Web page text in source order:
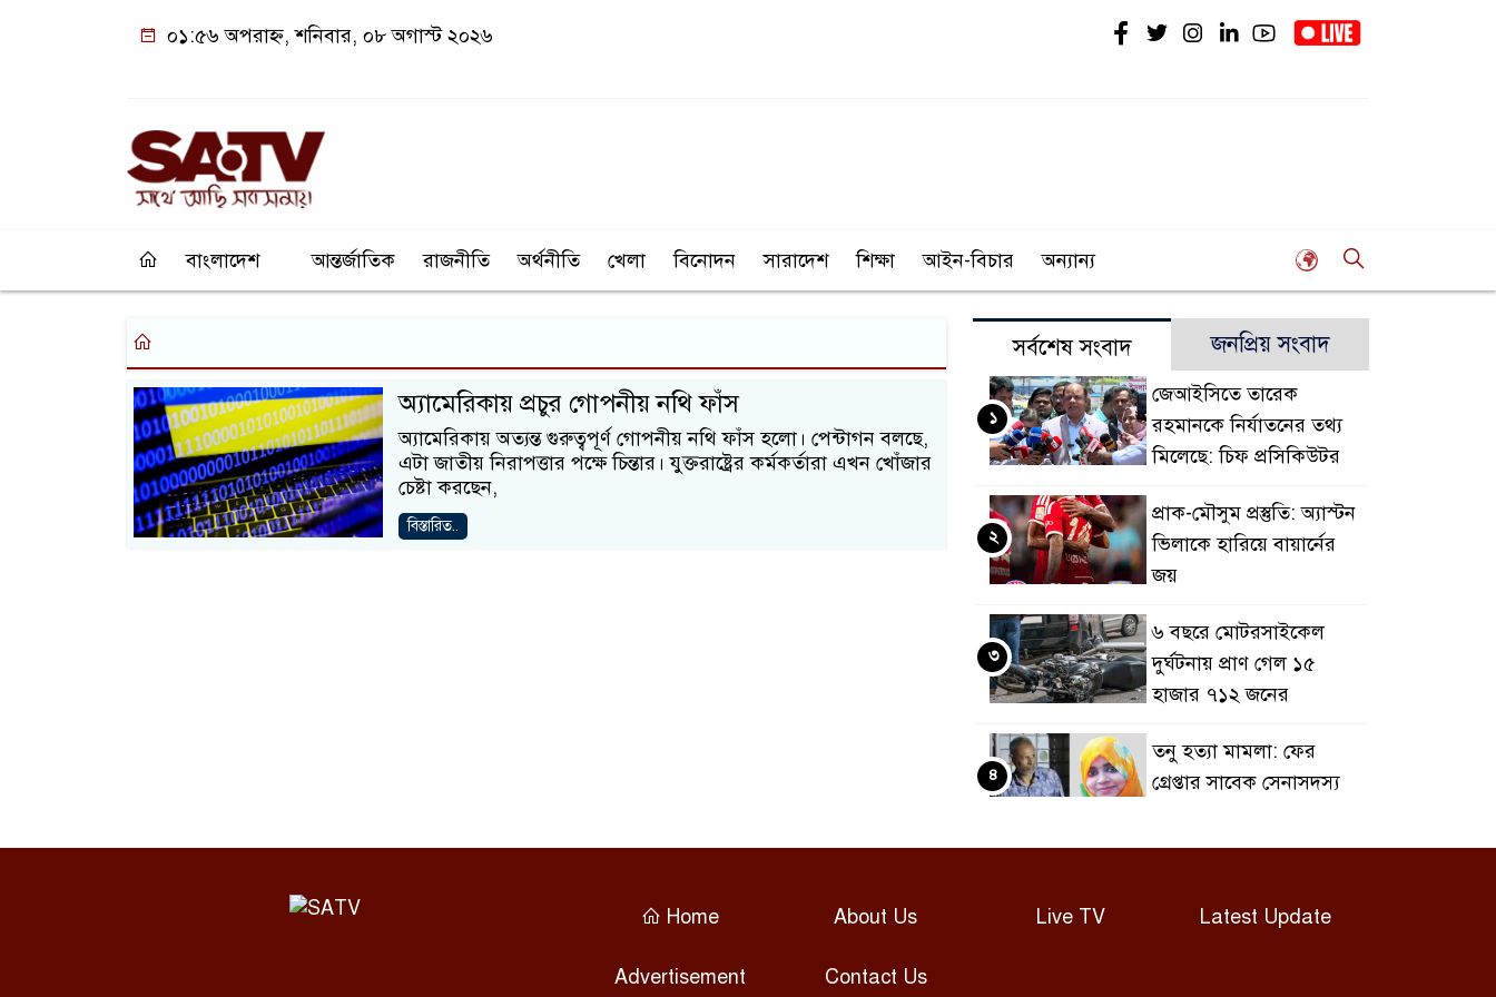
০১:৫৬ অপরাহ্ন, শনিবার, ০৮ অগাস্ট ২০২৬
বাংলাদেশ আন্তর্জাতিক রাজনীতি অর্থনীতি খেলা বিনোদন সারাদেশ শিক্ষা আইন-বিচার অন্যান্য
অ্যামেরিকায় প্রচুর গোপনীয় নথি ফাঁস
অ্যামেরিকায় অত্যন্ত গুরুত্বপূর্ণ গোপনীয় নথি ফাঁস হলো। পেন্টাগন বলছে,
এটা জাতীয় নিরাপত্তার পক্ষে চিন্তার। যুক্তরাষ্ট্রের কর্মকর্তারা এখন খোঁজার
চেষ্টা করছেন,
বিস্তারিত..
সর্বশেষ সংবাদ জনপ্রিয় সংবাদ
জেআইসিতে তারেক
রহমানকে নির্যাতনের তথ্য
মিলেছে: চিফ প্রসিকিউটর
১
প্রাক-মৌসুম প্রস্তুতি: অ্যাস্টন
ভিলাকে হারিয়ে বায়ার্নের
জয়
২
৬ বছরে মোটরসাইকেল
দুর্ঘটনায় প্রাণ গেল ১৫
হাজার ৭১২ জনের
৩
তনু হত্যা মামলা: ফের
গ্রেপ্তার সাবেক সেনাসদস্য
৪
অনিয়ম: রাজউক চেয়ারম্যান
Home About Us Live TV Latest Update
Advertisement Contact Us